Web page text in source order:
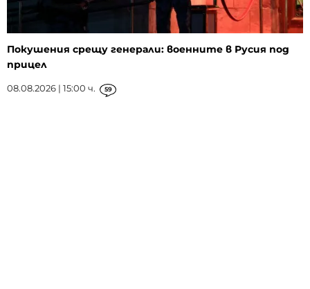
Покушения срещу генерали: военните в Русия под
прицел
08.08.2026 | 15:00 ч. 59